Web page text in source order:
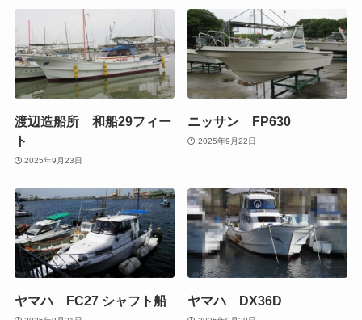
渡辺造船所 和船29フィー
ト
2025年9月23日
ニッサン FP630
2025年9月22日
ヤマハ FC27 シャフト船 ヤマハ DX36D